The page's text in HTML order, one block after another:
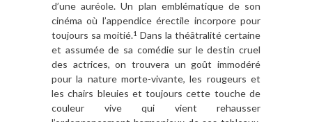
d’une auréole. Un plan emblématique de son
cinéma où l’appendice érectile incorpore pour
toujours sa moitié.1 Dans la théâtralité certaine
et assumée de sa comédie sur le destin cruel
des actrices, on trouvera un goût immodéré
pour la nature morte-vivante, les rougeurs et
les chairs bleuies et toujours cette touche de
couleur vive qui vient rehausser